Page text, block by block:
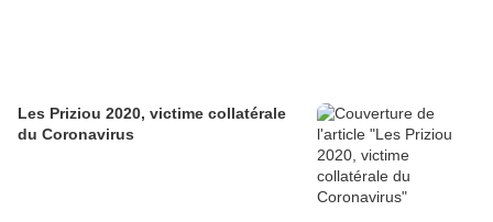
Les Priziou 2020, victime collatérale
du Coronavirus